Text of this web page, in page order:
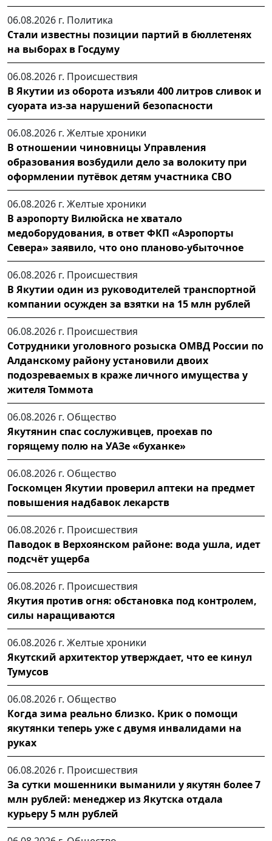
06.08.2026 г. Политика
Стали известны позиции партий в бюллетенях
на выборах в Госдуму
06.08.2026 г. Происшествия
В Якутии из оборота изъяли 400 литров сливок и
суората из-за нарушений безопасности
06.08.2026 г. Желтые хроники
В отношении чиновницы Управления
образования возбудили дело за волокиту при
оформлении путёвок детям участника СВО
06.08.2026 г. Желтые хроники
В аэропорту Вилюйска не хватало
медоборудования, в ответ ФКП «Аэропорты
Севера» заявило, что оно планово-убыточное
06.08.2026 г. Происшествия
В Якутии один из руководителей транспортной
компании осужден за взятки на 15 млн рублей
06.08.2026 г. Происшествия
Сотрудники уголовного розыска ОМВД России по
Алданскому району установили двоих
подозреваемых в краже личного имущества у
жителя Томмота
06.08.2026 г. Общество
Якутянин спас сослуживцев, проехав по
горящему полю на УАЗе «буханке»
06.08.2026 г. Общество
Госкомцен Якутии проверил аптеки на предмет
повышения надбавок лекарств
06.08.2026 г. Происшествия
Паводок в Верхоянском районе: вода ушла, идет
подсчёт ущерба
06.08.2026 г. Происшествия
Якутия против огня: обстановка под контролем,
силы наращиваются
06.08.2026 г. Желтые хроники
Якутский архитектор утверждает, что ее кинул
Тумусов
06.08.2026 г. Общество
Когда зима реально близко. Крик о помощи
якутянки теперь уже с двумя инвалидами на
руках
06.08.2026 г. Происшествия
За сутки мошенники выманили у якутян более 7
млн рублей: менеджер из Якутска отдала
курьеру 5 млн рублей